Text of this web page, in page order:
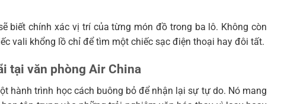
biết chính xác vị trí của từng món đồ trong ba lô. Không còn
vali khổng lồ chỉ để tìm một chiếc sạc điện thoại hay đôi tất.
tại văn phòng Air China
hành trình học cách buông bỏ để nhận lại sự tự do. Nó mang